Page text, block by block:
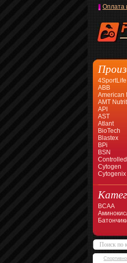
Оплата
4SportLife
ABB
American
AMT
API
AST
Atlant
BioTech
Blastex
BPi
BSN
Cytogen
Cytogenix
BCAA